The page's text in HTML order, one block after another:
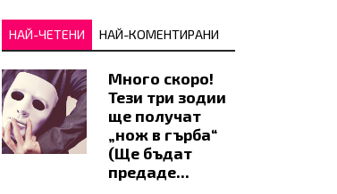
НАЙ-ЧЕТЕНИ НАЙ-КОМЕНТИРАНИ
Много скоро!
Тези три зодии
ще получат
„нож в гърба“
(Ще бъдат
предаде...